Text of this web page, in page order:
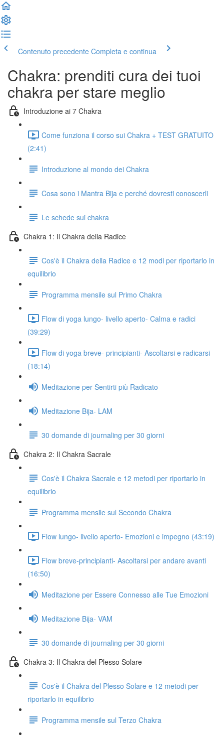
Contenuto precedente Completa e continua
Chakra: prenditi cura dei tuoi
chakra per stare meglio
Introduzione ai 7 Chakra
Come funziona il corso sui Chakra + TEST GRATUITO
(2:41)
Introduzione al mondo dei Chakra
Cosa sono i Mantra Bija e perché dovresti conoscerli
Le schede sui chakra
Chakra 1: Il Chakra della Radice
Cos'è il Chakra della Radice e 12 modi per riportarlo in
equilibrio
Programma mensile sul Primo Chakra
Flow di yoga lungo- livello aperto- Calma e radici
(39:29)
Flow di yoga breve- principianti- Ascoltarsi e radicarsi
(18:14)
Meditazione per Sentirti più Radicato
Meditazione Bija- LAM
30 domande di journaling per 30 giorni
Chakra 2: Il Chakra Sacrale
Cos'è il Chakra Sacrale e 12 metodi per riportarlo in
equilibrio
Programma mensile sul Secondo Chakra
Flow lungo- livello aperto- Emozioni e impegno (43:19)
Flow breve-principianti- Ascoltarsi per andare avanti
(16:50)
Meditazione per Essere Connesso alle Tue Emozioni
Meditazione Bija- VAM
30 domande di journaling per 30 giorni
Chakra 3: Il Chakra del Plesso Solare
Cos'è il Chakra del Plesso Solare e 12 metodi per
riportarlo in equilibrio
Programma mensile sul Terzo Chakra